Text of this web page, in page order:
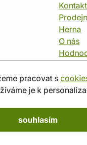
pracovat s
je k
souhlasím
Kontakt
Herna
O nás